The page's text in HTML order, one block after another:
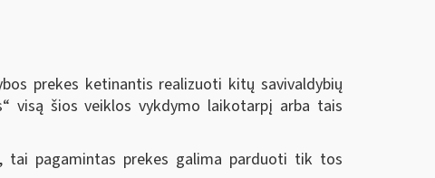
prekes ketinantis realizuoti kitų savivaldybių
visą šios veiklos vykdymo laikotarpį arba tais
tai pagamintas prekes galima parduoti tik tos